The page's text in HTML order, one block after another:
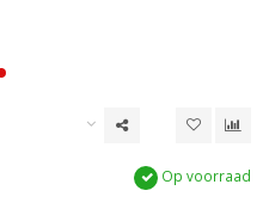
Op voorraad